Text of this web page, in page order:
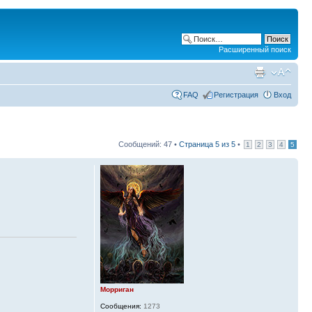
Расширенный поиск
FAQ Регистрация Вход
Сообщений: 47 • Страница 5 из 5 • 1 2 3 4 5
Морриган
Сообщения: 1273